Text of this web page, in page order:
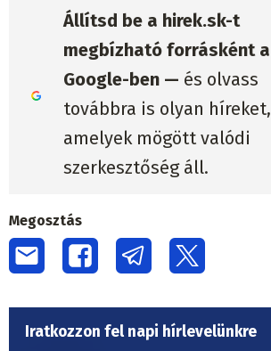
Állítsd be a hirek.sk-t
megbízható forrásként a
Google-ben — és olvass
továbbra is olyan híreket,
amelyek mögött valódi
szerkesztőség áll.
Megosztás
Iratkozzon fel napi hírlevelünkre